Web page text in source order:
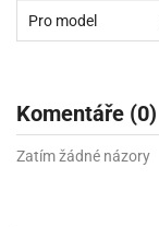
Pro model
Komentáře (0)
Zatím žádné názory